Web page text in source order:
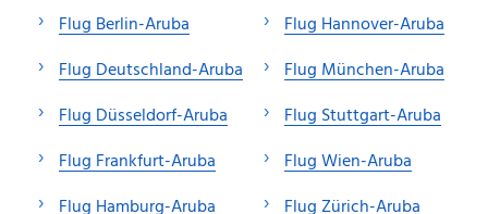
Flug Berlin-Aruba
Flug Deutschland-Aruba
Flug Düsseldorf-Aruba
Flug Frankfurt-Aruba
Flug Hamburg-Aruba
Flug Hannover-Aruba
Flug München-Aruba
Flug Stuttgart-Aruba
Flug Wien-Aruba
Flug Zürich-Aruba